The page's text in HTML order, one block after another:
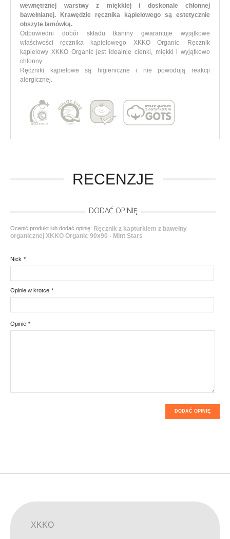
wewnętrznej warstwy z miękkiej i doskonale chłonnej
bawełnianej. Krawędzie ręcznika kąpielowego są estetycznie
obszyte lamówką.
Odpowiedni dobór składu tkaniny gwarantuje wyjątkowe
właściwości ręcznika kąpielowego XKKO Organic. Ręcznik
kąpielowy XKKO Organic jest idealnie cienki, miękki i wyjątkowo
chłonny.
Ręczniki kąpielowe są higieniczne i nie powodują reakcji
alergicznej.
RECENZJE
DODAĆ OPINIĘ
Ocenić produkt lub dodać opinię: Ręcznik z kapturkiem z bawełny
organicznej XKKO Organic 90x90 - Mint Stars
*
Nick
*
Opinie w krotce
*
Opinie
DODAĆ OPINIĘ
XKKO